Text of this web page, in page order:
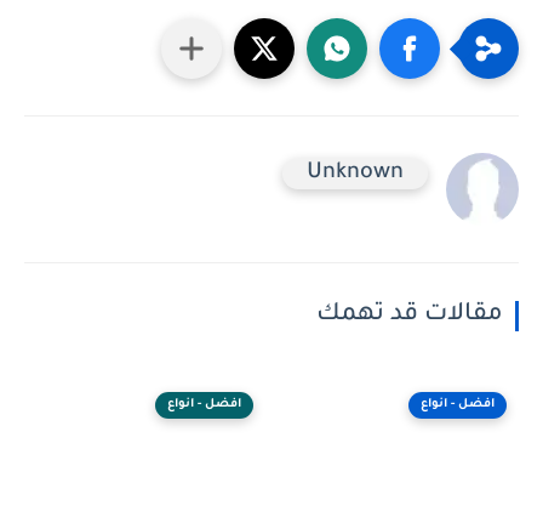
Unknown
مقالات قد تهمك
افضل - انواع افضل - انواع